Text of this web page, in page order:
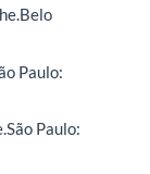
Paulo:
Paulo: